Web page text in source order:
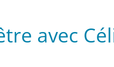
avec